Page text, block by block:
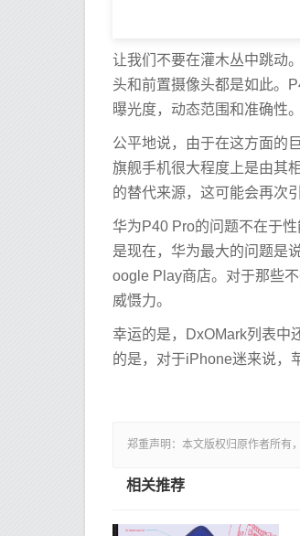
让我们不要在灌木丛中跳动
头和前置摄像头都是如此。
曝光度，动态范围和准确性
公平地说，由于在这方面的
旗舰手机很大程度上是由其
的替代来源，这可能会再次
华为P40 Pro的问题不在于
是现在，华为最大的问题是
oogle Play商店。对于那些
威慑力。
幸运的是，DxOMark列表中
的是，对于iPhone迷来说，
郑重声明：本文版权归原作者所有
相关推荐